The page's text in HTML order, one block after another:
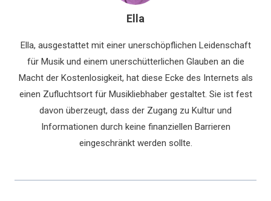
Ella
Ella, ausgestattet mit einer unerschöpflichen Leidenschaft
für Musik und einem unerschütterlichen Glauben an die
Macht der Kostenlosigkeit, hat diese Ecke des Internets als
einen Zufluchtsort für Musikliebhaber gestaltet. Sie ist fest
davon überzeugt, dass der Zugang zu Kultur und
Informationen durch keine finanziellen Barrieren
eingeschränkt werden sollte.